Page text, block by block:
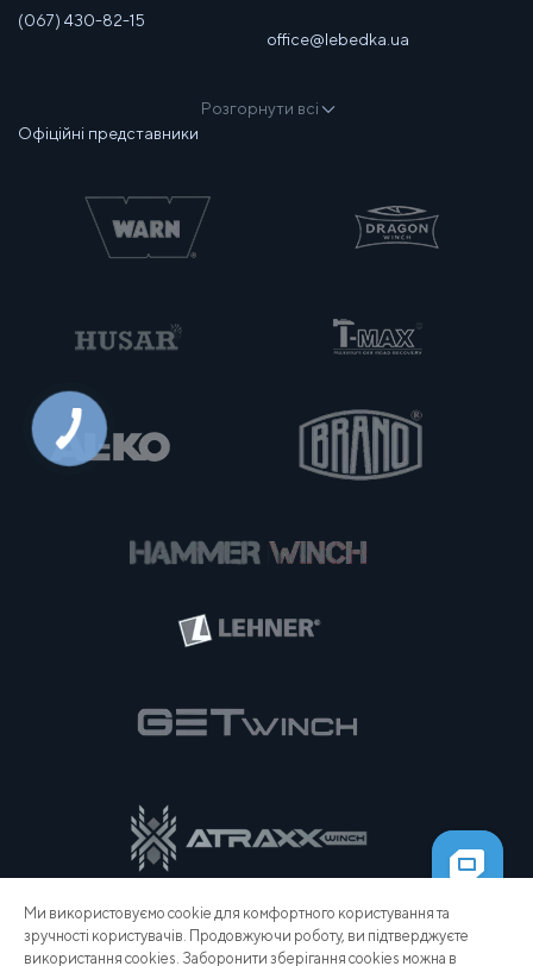
Ми використовуємо cookie для комфортного користування та
зручності користувачів. Продовжуючи роботу, ви підтверджуєте
використання cookies. Заборонити зберігання cookies можна в
(067) 430-82-15
office@lebedka.ua
Розгорнути всі
Офіційні представники